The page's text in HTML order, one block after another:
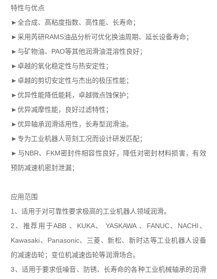
特性与优点
►全合成、高粘度指数、高性能、长寿命；
►采用芮研RAMS油品分析可优化换油周期、延长设备寿命；
►与矿物油、PAO等其他润滑油混溶性良好；
►卓越的氧化稳定性与热安定性；
►卓越的剪切安定性与杰出的极压性能；
►优异性能降低能耗，卓越微点蚀保护；
►优异减摩性能，良好过滤特性；
►优异轴承润滑适用性，长寿型润滑油。
►专为工业机器人苛刻工况而设计研发匹配；
►与NBR、FKM密封件相容性良好，降低对密封材料损害，有效
预防减速机密封泄漏；
应用范围
1、适用于对可靠性要求极高的工业机器人领域润滑。
2、推荐用于ABB 、KUKA、 YASKAWA 、FANUC、NACHI、
Kawasaki、Panasonic、三菱、新松、新时达等工业机器人设备
的减速齿轮；变位机减速齿轮等润滑场合。
3、适用于要求低噪音、防锈、长寿命的各种工业机械轴承的润滑